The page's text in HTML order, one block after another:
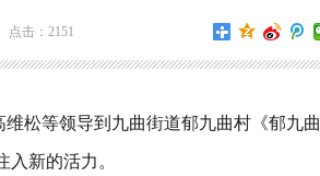
击：2151
松等领导到九曲街道郁九曲村《郁九曲
新的活力。